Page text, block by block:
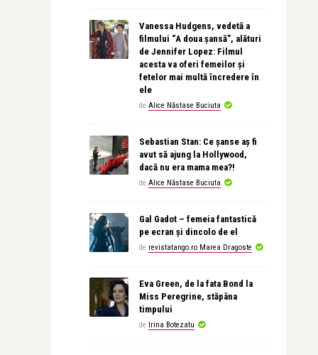
Vanessa Hudgens, vedetă a
filmului “A doua șansă”, alături
de Jennifer Lopez: Filmul
acesta va oferi femeilor și
fetelor mai multă încredere în
ele
de Alice Năstase Buciuta
Sebastian Stan: Ce șanse aș fi
avut să ajung la Hollywood,
dacă nu era mama mea?!
de Alice Năstase Buciuta
Gal Gadot – femeia fantastică
pe ecran și dincolo de el
de revistatango.ro Marea Dragoste
Eva Green, de la fata Bond la
Miss Peregrine, stăpâna
timpului
de Irina Botezatu